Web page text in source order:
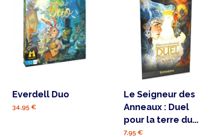
Everdell Duo
34,95 €
Le Seigneur des
Anneaux : Duel
pour la terre du...
7,95 €